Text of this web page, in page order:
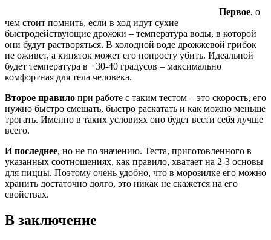
Первое, о
чем стоит помнить, если в ход идут сухие
быстродействующие дрожжи – температура воды, в которой
они будут растворяться. В холодной воде дрожжевой грибок
не оживет, а кипяток может его попросту убить. Идеальной
будет температура в +30-40 градусов – максимально
комфортная для тела человека.
Второе правило при работе с таким тестом – это скорость, его
нужно быстро смешать, быстро раскатать и как можно меньше
трогать. Именно в таких условиях оно будет вести себя лучше
всего.
И последнее, но не по значению. Теста, приготовленного в
указанных соотношениях, как правило, хватает на 2-3 основы
для пиццы. Поэтому очень удобно, что в морозилке его можно
хранить достаточно долго, это никак не скажется на его
свойствах.
В заключение